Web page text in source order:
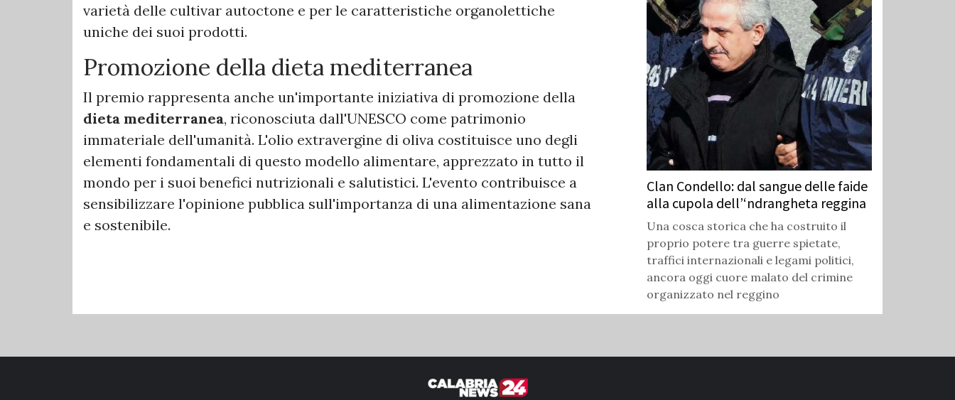
varietà delle cultivar autoctone e per le caratteristiche organolettiche
uniche dei suoi prodotti.
Promozione della dieta mediterranea
Il premio rappresenta anche un'importante iniziativa di promozione della
dieta mediterranea, riconosciuta dall'UNESCO come patrimonio
immateriale dell'umanità. L'olio extravergine di oliva costituisce uno degli
elementi fondamentali di questo modello alimentare, apprezzato in tutto il
mondo per i suoi benefici nutrizionali e salutistici. L'evento contribuisce a
sensibilizzare l'opinione pubblica sull'importanza di una alimentazione sana
e sostenibile.
Clan Condello: dal sangue delle faide
alla cupola dell’‘ndrangheta reggina
Una cosca storica che ha costruito il
proprio potere tra guerre spietate,
traffici internazionali e legami politici,
ancora oggi cuore malato del crimine
organizzato nel reggino